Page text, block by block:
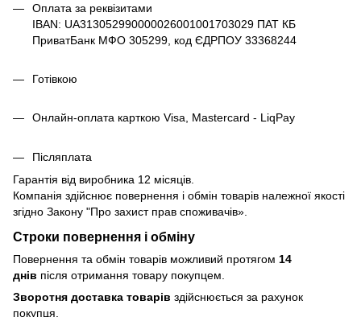
Оплата за реквізитами
IBAN: UA313052990000026001001703029 ПАТ КБ
ПриватБанк МФО 305299, код ЄДРПОУ 33368244
Готівкою
Онлайн-оплата карткою Visa, Mastercard - LiqPay
Післяплата
Гарантія від виробника 12 місяців.
Компанія здійснює повернення і обмін товарів належної якості
згідно Закону "Про захист прав споживачів»
Строки повернення і обміну
Повернення та обмін товарів можливий протягом 14
днів після отримання товару покупцем.
Зворотня доставка товарів здійснюється за рахунок
покупця.